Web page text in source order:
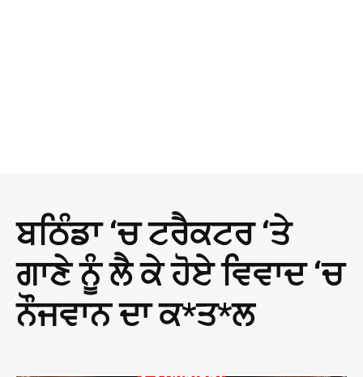
ਬਠਿੰਡਾ ‘ਚ ਟਰੈਕਟਰ ‘ਤੇ
ਗਾਣੇ ਨੂੰ ਲੈ ਕੇ ਹੋਏ ਵਿਵਾਦ ‘ਚ
ਨੌਜਵਾਨ ਦਾ ਕ*ਤ*ਲ